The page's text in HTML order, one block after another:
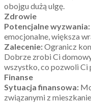
obojgu dużą ulgę.
Zdrowie
Potencjalne wyzwania:
emocjonalne, większa
Zalecenie:Ogranicz
Dobrze zrobi Ci
wszystko, co pozwoli Ci
Finanse
Sytuacja finansowa:
związanymi z